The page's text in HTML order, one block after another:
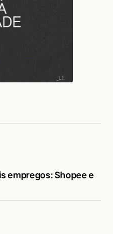
empregos: Shopee e